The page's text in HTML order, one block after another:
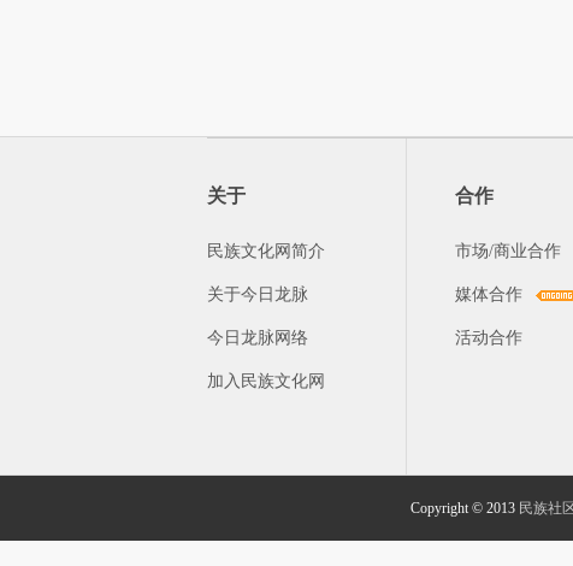
关于
民族文化网简介
关于今日龙脉
今日龙脉网络
加入民族文化网
合作
市场/商业合作
媒体合作
活动合作
Copyright © 2013 民族社